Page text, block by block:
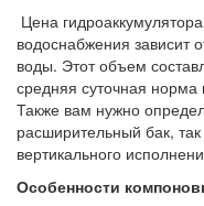
Цена
водоснабжения зависит
воды. Этот объем
средняя суточная норма
Также вам нужно
расширительный бак,
вертикального
Особенности